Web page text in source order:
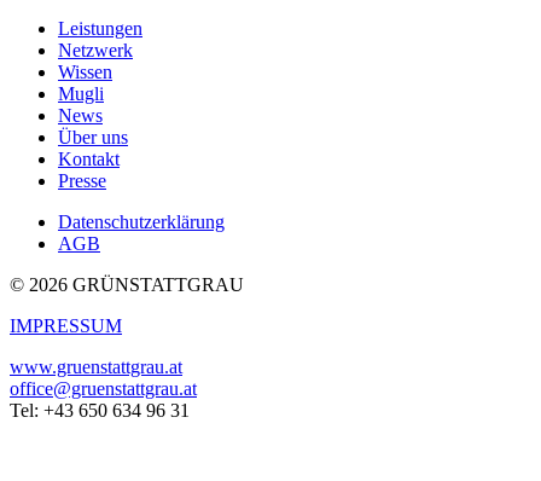
Leistungen
Netzwerk
Wissen
Mugli
News
Über uns
Kontakt
Presse
Datenschutzerklärung
AGB
© 2026 GRÜNSTATTGRAU
IMPRESSUM
www.gruenstattgrau.at
office@gruenstattgrau.at
Tel: +43 650 634 96 31